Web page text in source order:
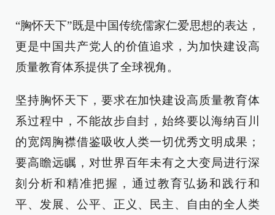
“胸怀天下”既是中国传统儒家仁爱思想的表达，
更是中国共产党人的价值追求，为加快建设高
质量教育体系提供了全球视角。
坚持胸怀天下，要求在加快建设高质量教育体
系过程中，不能故步自封，始终要以海纳百川
的宽阔胸襟借鉴吸收人类一切优秀文明成果；
要高瞻远瞩，对世界百年未有之大变局进行深
刻分析和精准把握，通过教育弘扬和践行和
平、发展、公平、正义、民主、自由的全人类